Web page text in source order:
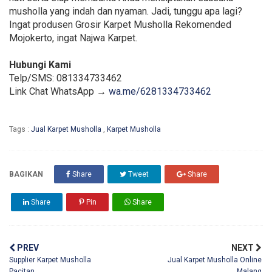
musholla yang indah dan nyaman. Jadi, tunggu apa lagi?
Ingat produsen Grosir Karpet Musholla Rekomended
Mojokerto, ingat Najwa Karpet.
Hubungi Kami
Telp/SMS: 081334733462
Link Chat WhatsApp → wa.me/6281334733462
Tags : Jual Karpet Musholla , Karpet Musholla
BAGIKAN Share Tweet Share
Share Pin Share
PREV
Supplier Karpet Musholla
NEXT
Jual Karpet Musholla Online